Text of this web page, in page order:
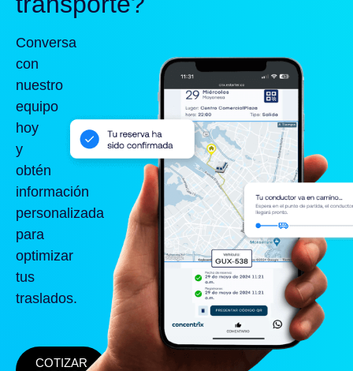
Conversa
con
nuestro
equipo
hoy
y
obtén
información
personalizada
para
optimizar
tus
traslados.
COTIZAR